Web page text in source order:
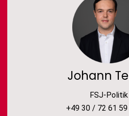
Johann
FSJ-Politik
+49 30 / 72 61